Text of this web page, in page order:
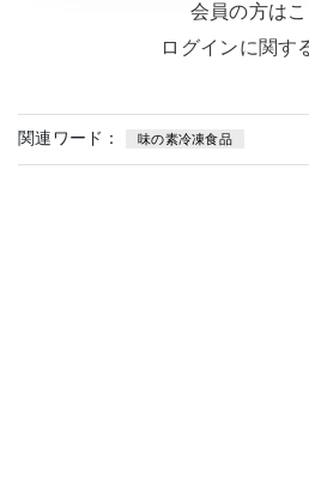
会員の方は
ログインに関す
関連ワード： 味の素冷凍食品